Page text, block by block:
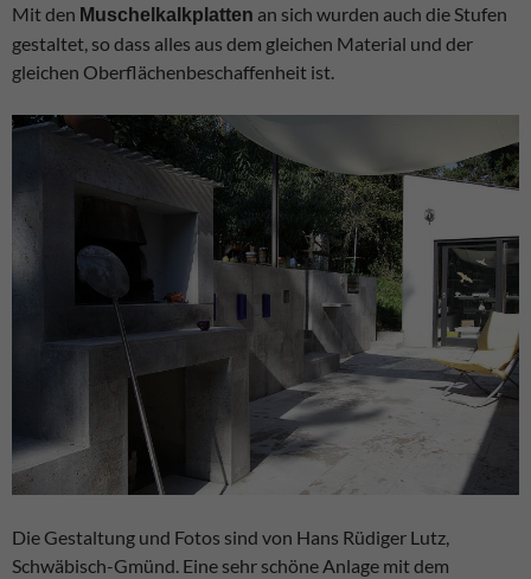
Mit den Muschelkalkplatten an sich wurden auch die Stufen
gestaltet, so dass alles aus dem gleichen Material und der
gleichen Oberflächenbeschaffenheit ist.
Die Gestaltung und Fotos sind von Hans Rüdiger Lutz,
Schwäbisch-Gmünd. Eine sehr schöne Anlage mit dem